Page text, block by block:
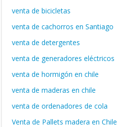
venta de bicicletas
venta de cachorros en Santiago
venta de detergentes
venta de generadores eléctricos
venta de hormigón en chile
venta de maderas en chile
venta de ordenadores de cola
Venta de Pallets madera en Chile